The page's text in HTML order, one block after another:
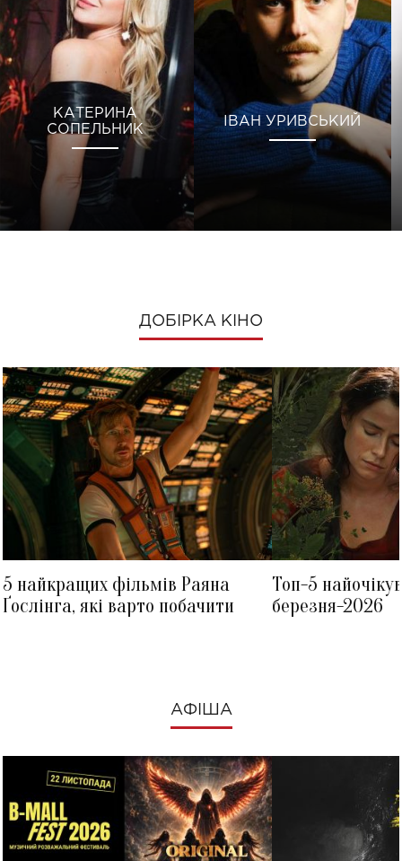
КАТЕРИНА
СОПЕЛЬНИК
ІВАН УРИВСЬКИЙ
ДОБІРКА КІНО
5 найкращих фільмів Раяна
Ґослінга, які варто побачити
Топ-5
березня-2026
АФІША